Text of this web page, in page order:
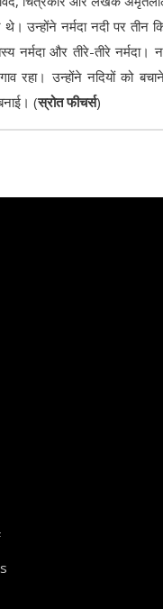
उन्होंने नर्मदा नदी पर तीन
नर्मदा और तीरे-तीरे नर्मदा।
रहा। उन्होंने नदियों को
(स्रोत फीचर्स)